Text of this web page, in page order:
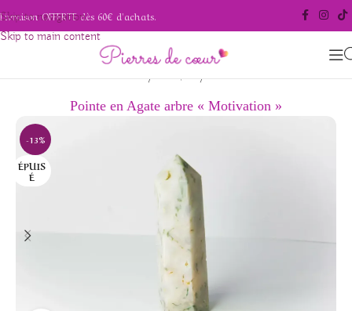
Skip to navigation
Skip to main content
Livraison OFFERTE dès 60€ d'achats.
Accueil/Pierres polies/Pointes
Pointe en Agate arbre « Motivation »
-13%
ÉPUIS
É